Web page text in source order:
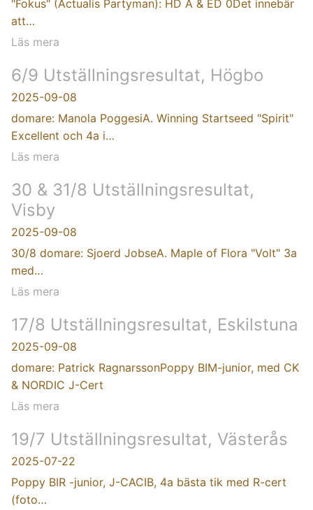
"Fokus" (Actualis Partyman): HD A & ED 0Det innebär
att…
Läs mera
6/9 Utställningsresultat, Högbo
2025-09-08
domare: Manola PoggesiA. Winning Startseed "Spirit"
Excellent och 4a i…
Läs mera
30 & 31/8 Utställningsresultat,
Visby
2025-09-08
30/8 domare: Sjoerd JobseA. Maple of Flora "Volt" 3a
med…
Läs mera
17/8 Utställningsresultat, Eskilstuna
2025-09-08
domare: Patrick RagnarssonPoppy BIM-junior, med CK
& NORDIC J-Cert
Läs mera
19/7 Utställningsresultat, Västerås
2025-07-22
Poppy BIR -junior, J-CACIB, 4a bästa tik med R-cert
(foto…